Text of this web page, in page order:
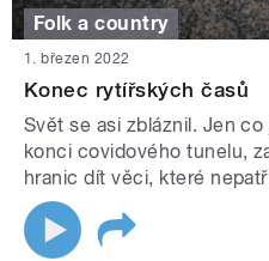
Folk a country
1. březen 2022
Konec rytířských časů
Svět se asi zbláznil. Jen
konci covidového tunelu,
hranic dít věci, které